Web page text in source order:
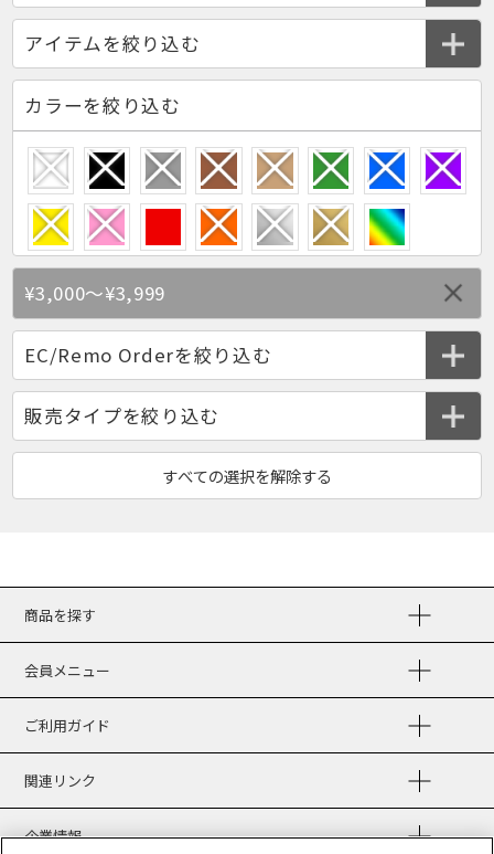
カラーを絞り込む
¥3,000～¥3,999
商品を探す
会員メニュー
ご利用ガイド
関連リンク
企業情報